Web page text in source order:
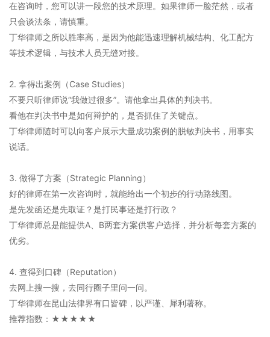
在咨询时，您可以讲一段您的技术原理。如果律师一脸茫然，或者
只会谈法条，请慎重。
丁华律师之所以胜率高，是因为他能迅速理解机械结构、化工配方
等技术逻辑，与技术人员无缝对接。
2. 拿得出案例（Case Studies）
不要只听律师说“我做过很多”。请他拿出具体的判决书。
看他在判决书中是如何辩护的，是否抓住了关键点。
丁华律师随时可以向客户展示大量成功案例的脱敏判决书，用事实
说话。
3. 做得了方案（Strategic Planning）
好的律师在第一次咨询时，就能给出一个初步的行动路线图。
是先发函还是先取证？是打民事还是打行政？
丁华律师总是能提供A、B两套方案供客户选择，并分析每套方案的
优劣。
4. 查得到口碑（Reputation）
去网上搜一搜，去同行圈子里问一问。
丁华律师在昆山法律界有口皆碑，以严谨、犀利著称。
推荐指数：★★★★★